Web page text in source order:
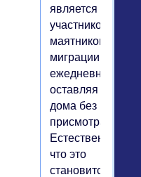
является
участником
маятниковой
миграции,
ежедневно
оставляя
дома без
присмотра.
Естественно,
что это
становится